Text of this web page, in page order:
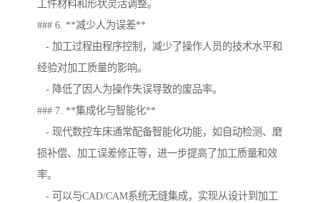
工件材料和形状灵活调整。
### 6. **减少人为误差**
- 加工过程由程序控制，减少了操作人员的技术水平和
经验对加工质量的影响。
- 降低了因人为操作失误导致的废品率。
### 7. **集成化与智能化**
- 现代数控车床通常配备智能化功能，如自动检测、磨
损补偿、加工误差修正等，进一步提高了加工质量和效
率。
- 可以与CAD/CAM系统无缝集成，实现从设计到加工